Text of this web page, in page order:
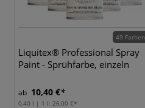
49 Farben
Liquitex® Professional Spray
Paint - Sprühfarbe, einzeln
ab 10,40 €
0,40 l | 1 l: 26,00 €